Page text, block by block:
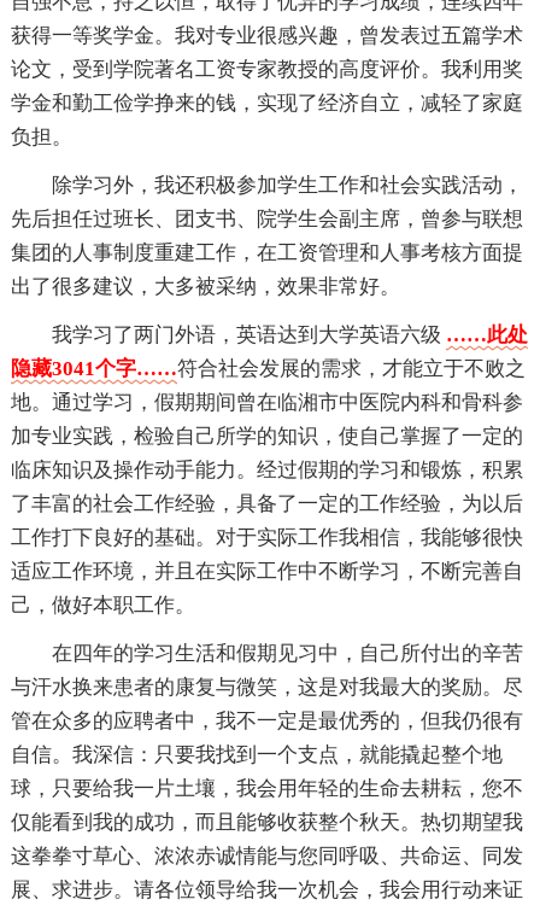
获得一等奖学金。我对专业很感兴趣，曾发表过五篇学术
论文，受到学院著名工资专家教授的高度评价。我利用奖
学金和勤工俭学挣来的钱，实现了经济自立，减轻了家庭
负担。
除学习外，我还积极参加学生工作和社会实践活动，
先后担任过班长、团支书、院学生会副主席，曾参与联想
集团的人事制度重建工作，在工资管理和人事考核方面提
出了很多建议，大多被采纳，效果非常好。
我学习了两门外语，英语达到大学英语六级 ……此处
隐藏3041个字……符合社会发展的需求，才能立于不败之
地。通过学习，假期期间曾在临湘市中医院内科和骨科参
加专业实践，检验自己所学的知识，使自己掌握了一定的
临床知识及操作动手能力。经过假期的学习和锻炼，积累
了丰富的社会工作经验，具备了一定的工作经验，为以后
工作打下良好的基础。对于实际工作我相信，我能够很快
适应工作环境，并且在实际工作中不断学习，不断完善自
己，做好本职工作。
在四年的学习生活和假期见习中，自己所付出的辛苦
与汗水换来患者的康复与微笑，这是对我最大的奖励。尽
管在众多的应聘者中，我不一定是最优秀的，但我仍很有
自信。我深信：只要我找到一个支点，就能撬起整个地
球，只要给我一片土壤，我会用年轻的生命去耕耘，您不
仅能看到我的成功，而且能够收获整个秋天。热切期望我
这拳拳寸草心、浓浓赤诚情能与您同呼吸、共命运、同发
展、求进步。请各位领导给我一次机会，我会用行动来证